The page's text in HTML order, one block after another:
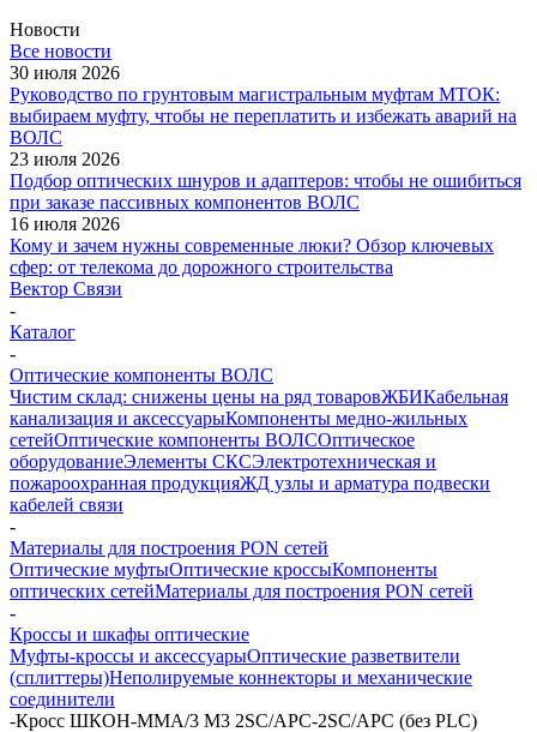
Новости
Все новости
30 июля 2026
Руководство по грунтовым магистральным муфтам МТОК:
выбираем муфту, чтобы не переплатить и избежать аварий на
ВОЛС
23 июля 2026
Подбор оптических шнуров и адаптеров: чтобы не ошибиться
при заказе пассивных компонентов ВОЛС
16 июля 2026
Кому и зачем нужны современные люки? Обзор ключевых
сфер: от телекома до дорожного строительства
Вектор Связи
-
Каталог
-
Оптические компоненты ВОЛС
Чистим склад: снижены цены на ряд товаровЖБИКабельная
канализация и аксессуарыКомпоненты медно-жильных
сетейОптические компоненты ВОЛСОптическое
оборудованиеЭлементы СКСЭлектротехническая и
пожароохранная продукцияЖД узлы и арматура подвески
кабелей связи
-
Материалы для построения PON сетей
Оптические муфтыОптические кроссыКомпоненты
оптических сетейМатериалы для построения PON сетей
-
Кроссы и шкафы оптические
Муфты-кроссы и аксессуарыОптические разветвители
(сплиттеры)Неполируемые коннекторы и механические
соединители
-Кросс ШКОН-ММА/3 М3 2SC/APC-2SC/APC (без PLC)